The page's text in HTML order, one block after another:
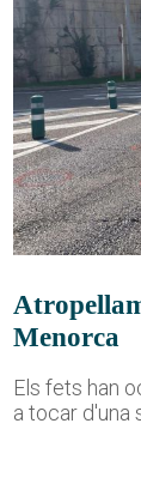
Menorca
Els fets han
a tocar d'una